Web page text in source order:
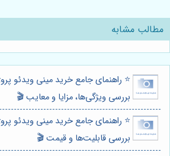
مطالب مشابه
بررسی ویژگی‌ها، مزایا و معایب 🎬
بررسی قابلیت‌ها و قیمت 🎬